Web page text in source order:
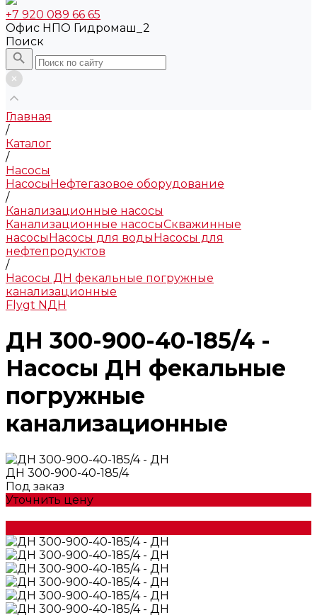
+7 920 089 66 65
Офис НПО Гидромаш_2
Поиск
Главная
/
Каталог
/
Насосы
НасосыНефтегазовое оборудование
/
Канализационные насосы
Канализационные насосыСкважинные
насосыНасосы для водыНасосы для
нефтепродуктов
/
Насосы ДН фекальные погружные
канализационные
Flygt NДН
ДН 300-900-40-185/4 -
Насосы ДН фекальные
погружные
канализационные
ДН 300-900-40-185/4
Под заказ
Уточнить цену